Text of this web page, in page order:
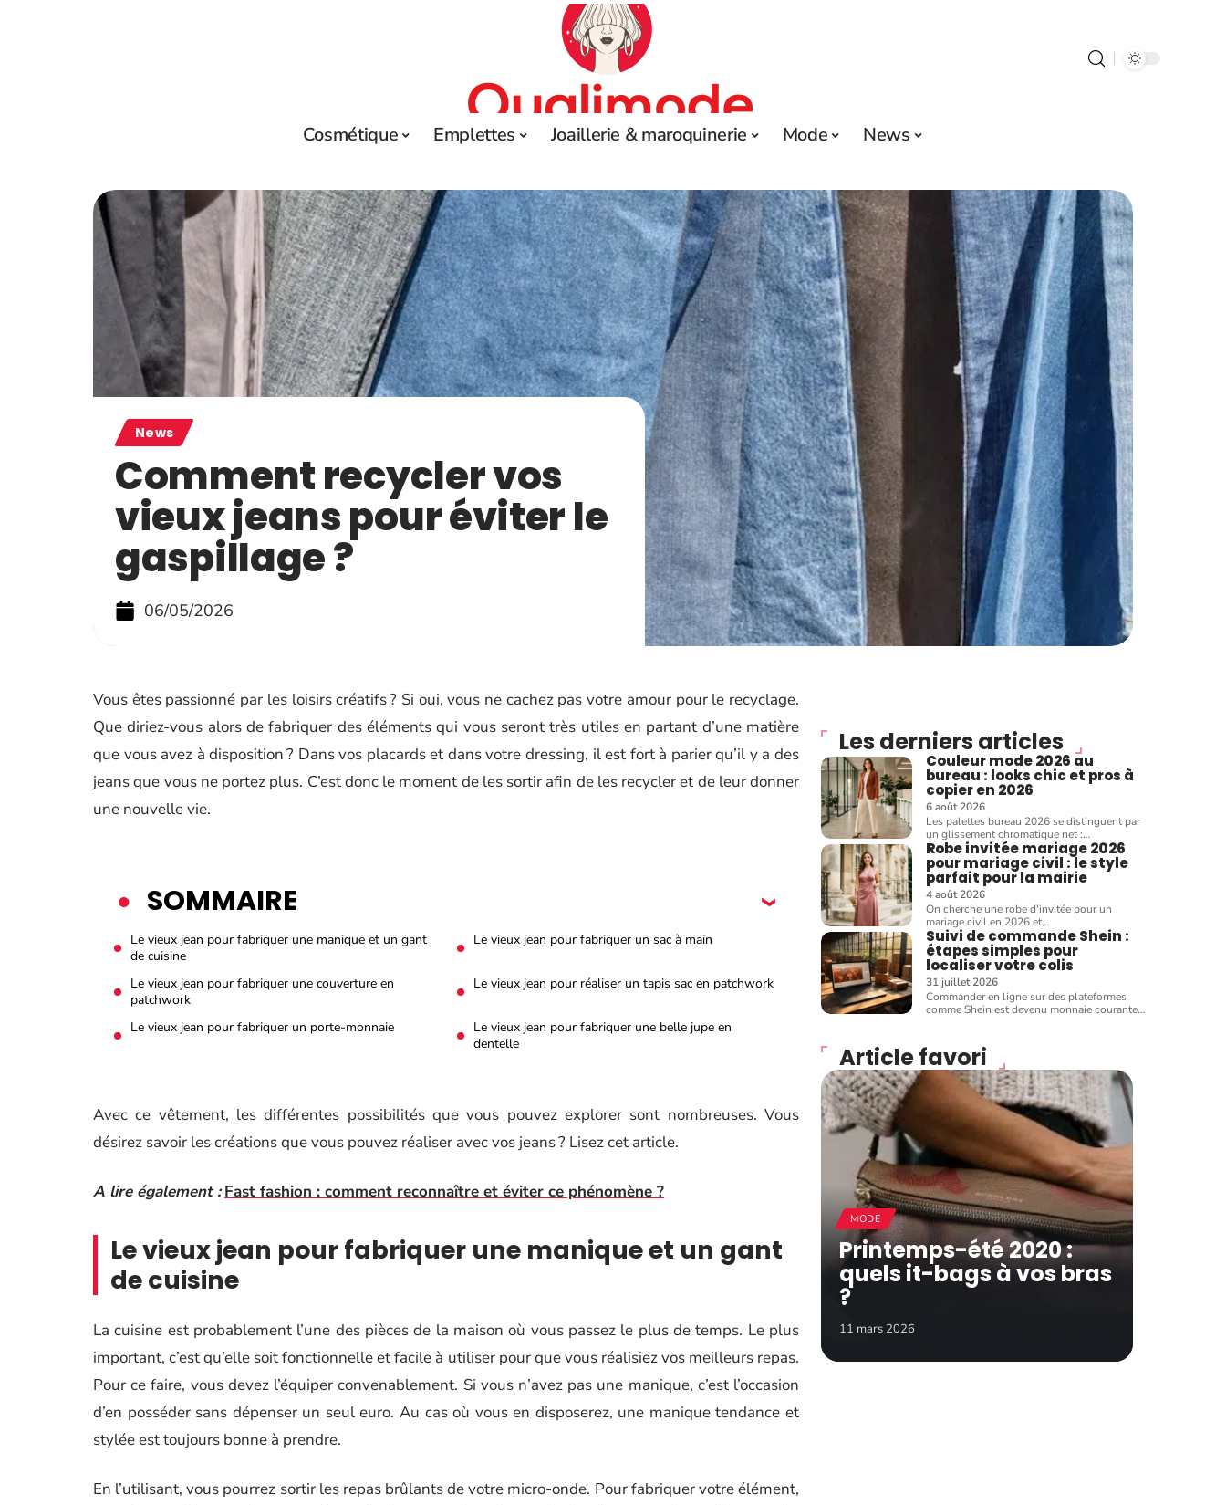
Cosmétique Emplettes Joaillerie & maroquinerie Mode News
News
Comment recycler vos
vieux jeans pour éviter le
gaspillage ?
06/05/2026
Vous êtes passionné par les loisirs créatifs ? Si oui, vous ne cachez pas votre amour pour le recyclage.
Que diriez-vous alors de fabriquer des éléments qui vous seront très utiles en partant d’une matière
que vous avez à disposition ? Dans vos placards et dans votre dressing, il est fort à parier qu’il y a des
jeans que vous ne portez plus. C’est donc le moment de les sortir afin de les recycler et de leur donner
une nouvelle vie.
SOMMAIRE
Le vieux jean pour fabriquer une manique et un gant
de cuisine
Le vieux jean pour fabriquer un sac à main
Le vieux jean pour fabriquer une couverture en
patchwork
Le vieux jean pour réaliser un tapis sac en patchwork
Le vieux jean pour fabriquer un porte-monnaie
Le vieux jean pour fabriquer une belle jupe en
dentelle
Avec ce vêtement, les différentes possibilités que vous pouvez explorer sont nombreuses. Vous
désirez savoir les créations que vous pouvez réaliser avec vos jeans ? Lisez cet article.
A lire également : Fast fashion : comment reconnaître et éviter ce phénomène ?
Le vieux jean pour fabriquer une manique et un gant
de cuisine
La cuisine est probablement l’une des pièces de la maison où vous passez le plus de temps. Le plus
important, c’est qu’elle soit fonctionnelle et facile à utiliser pour que vous réalisiez vos meilleurs repas.
Pour ce faire, vous devez l’équiper convenablement. Si vous n’avez pas une manique, c’est l’occasion
d’en posséder sans dépenser un seul euro. Au cas où vous en disposerez, une manique tendance et
stylée est toujours bonne à prendre.
En l’utilisant, vous pourrez sortir les repas brûlants de votre micro-onde. Pour fabriquer votre élément,
Les derniers articles
Couleur mode 2026 au
bureau : looks chic et pros à
copier en 2026
6 août 2026
Les palettes bureau 2026 se distinguent par
un glissement chromatique net :…
Robe invitée mariage 2026
pour mariage civil : le style
parfait pour la mairie
4 août 2026
On cherche une robe d'invitée pour un
mariage civil en 2026 et…
Suivi de commande Shein :
étapes simples pour
localiser votre colis
31 juillet 2026
Commander en ligne sur des plateformes
comme Shein est devenu monnaie courante…
Article favori
MODE
Printemps-été 2020 :
quels it-bags à vos bras
?
11 mars 2026